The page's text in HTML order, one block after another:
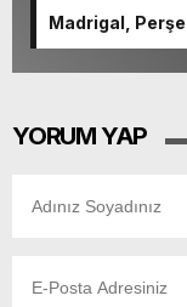
Madrigal,
YORUM YAP